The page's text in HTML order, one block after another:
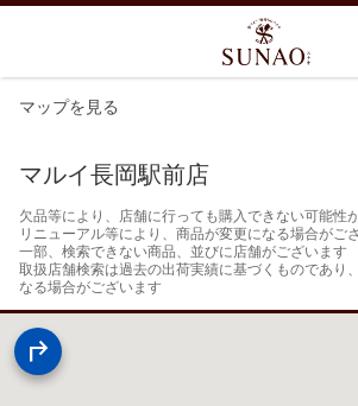
マップを見る
マルイ長岡駅前店
欠品等により、店舗に行っても購入できない可能性
リニューアル等により、商品が変更になる場合がご
一部、検索できない商品、並びに店舗がございます
取扱店舗検索は過去の出荷実績に基づくものであり
なる場合がございます